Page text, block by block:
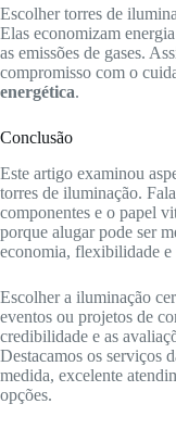
Escolher torres de
Elas economizam
as emissões de gases.
compromisso com o
energética.
Conclusão
Este artigo examinou
torres de iluminação.
componentes e o papel
porque alugar pode ser
economia, flexibilidade e
Escolher a iluminação
eventos ou projetos de
credibilidade e as
Destacamos os serviços
medida, excelente
opções.